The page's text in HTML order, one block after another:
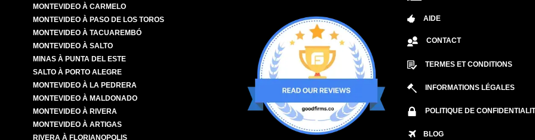
MONTEVIDEO À CARMELO
MONTEVIDEO À PASO DE LOS TOROS
MONTEVIDEO À TACUAREMBÓ
MONTEVIDEO À SALTO
MINAS À PUNTA DEL ESTE
SALTO À PORTO ALEGRE
MONTEVIDEO À LA PEDRERA
MONTEVIDEO À MALDONADO
MONTEVIDEO À RIVERA
MONTEVIDEO À ARTIGAS
RIVERA À FLORIANOPOLIS
AIDE
CONTACT
TERMES ET CONDITIONS
INFORMATIONS LÉGALES
POLITIQUE DE
BLOG